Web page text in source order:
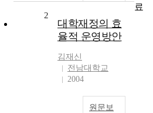
2
대학재정의 효
율적 운영방안
김재신
전남대학교
2004
원문보
료